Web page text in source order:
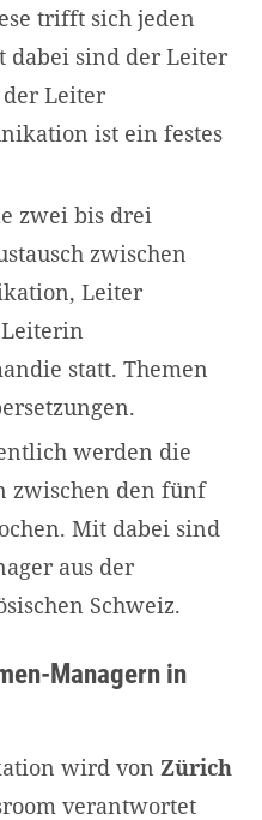
trifft sich jeden
dabei sind der Leiter
Leiter
ist ein festes
zwei bis drei
zwischen
Leiter
statt. Themen
werden die
zwischen den fünf
Mit dabei sind
aus der
Schweiz.
Managern in
wird von Zürich
verantwortet